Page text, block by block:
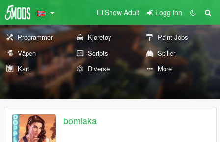
Show Adult Logg inn
Programmer Kjøretøy
Paint Jobs
Våpen
Scripts
Spiller
Kart
Diverse More
bomlaka